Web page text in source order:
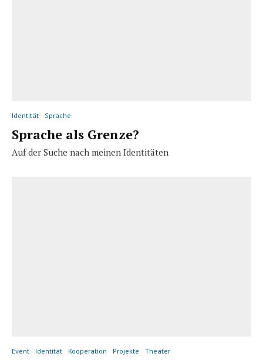
Identität Sprache
Sprache als Grenze?
Auf der Suche nach meinen Identitäten
Event Identität Kooperation Projekte Theater